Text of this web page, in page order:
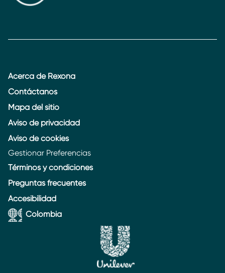
Acerca de Rexona
Contáctanos
Mapa del sitio
Aviso de privacidad
Aviso de cookies
Gestionar Preferencias
Términos y condiciones
Preguntas frecuentes
Accesibilidad
Colombia